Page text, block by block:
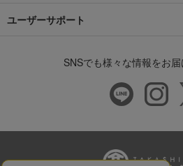
ユーザーサポート
SNSでも様々な情報をお